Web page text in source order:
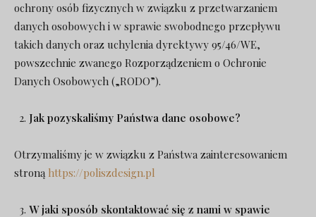
ochrony osób fizycznych w związku z przetwarzaniem
danych osobowych i w sprawie swobodnego przepływu
takich danych oraz uchylenia dyrektywy 95/46/WE,
powszechnie zwanego Rozporządzeniem o Ochronie
Danych Osobowych („RODO”).
Jak pozyskaliśmy Państwa dane osobowe?
Otrzymaliśmy je w związku z Państwa zainteresowaniem
stroną https://poliszdesign.pl
W jaki sposób skontaktować się z nami w spawie